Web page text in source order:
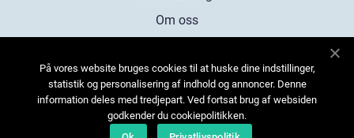
Om oss
Kontakta oss
Sitemap
På vores website bruges cookies til at huske dine indstillinger,
statistik og personalisering af indhold og annoncer. Denne
information deles med tredjepart. Ved fortsat brug af websiden
godkender du cookiepolitikken.